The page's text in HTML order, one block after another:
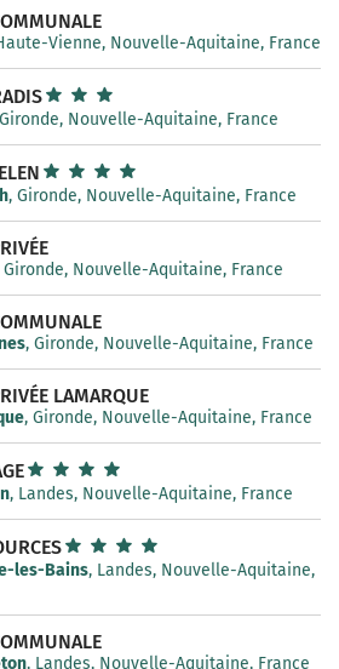
Vienne, Nouvelle-Aquitaine, France
Nouvelle-Aquitaine, France
, Gironde, Nouvelle-Aquitaine, France
Gironde, Nouvelle-Aquitaine, France
, Gironde, Nouvelle-Aquitaine, France
LAMARQUE
, Gironde, Nouvelle-Aquitaine, France
, Landes, Nouvelle-Aquitaine, France
les-Bains, Landes, Nouvelle-Aquitaine,
, Landes, Nouvelle-Aquitaine, France